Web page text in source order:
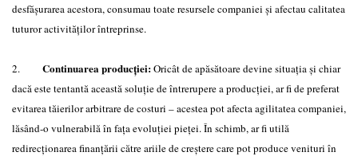
desfăşurarea acestora, consumau toate resursele companiei şi afectau calitatea
tuturor activităţilor întreprinse.
2. Continuarea producţiei:Oricât de apăsătoare devine situaţia şi chiar
dacă este tentantă această soluţie de întrerupere a producţiei, ar fi de preferat
evitarea tăierilor arbitrare de costuri – acestea pot afecta agilitatea companiei,
lăsând-o vulnerabilă în faţa evoluţiei pieţei. În schimb, ar fi utilă
redirecţionarea finanţării către ariile de creştere care pot produce venituri în